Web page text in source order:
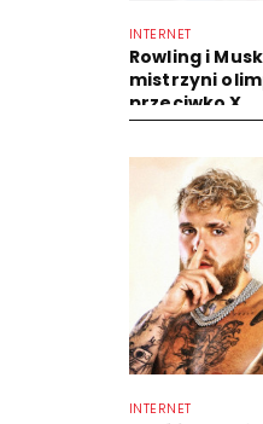
INTERNET
Rowling i
mistrzyni
przeciwko X
INTERNET